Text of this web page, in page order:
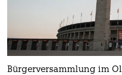
Bürgerversammlung im